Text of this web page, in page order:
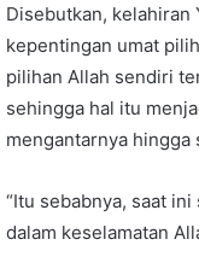
Disebutkan, kelahiran
kepentingan umat
pilihan Allah sendiri
sehingga hal itu
mengantarnya hingga
“Itu sebabnya, saat
dalam keselamatan